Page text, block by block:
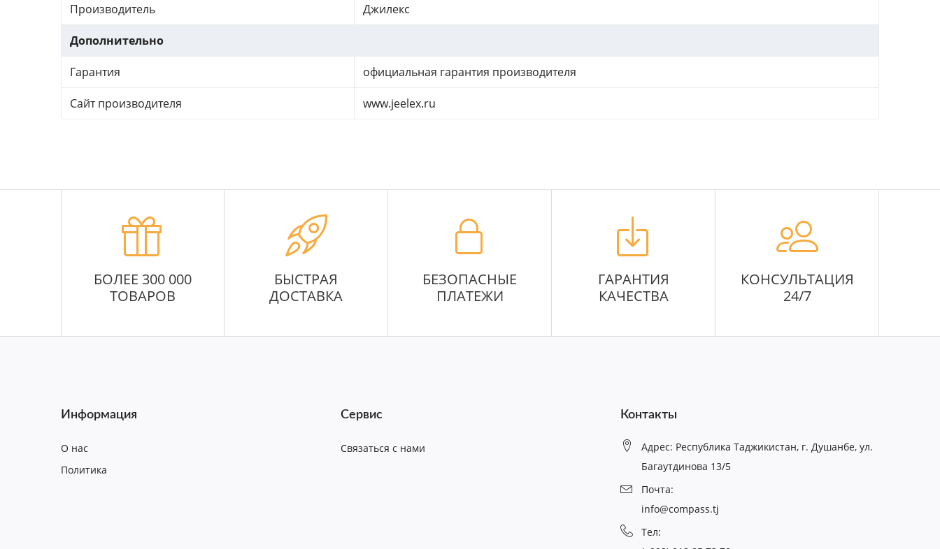
Производитель Джилекс
Дополнительно
Гарантия официальная гарантия производителя
Сайт производителя www.jeelex.ru
БОЛЕЕ 300 000
ТОВАРОВ
БЫСТРАЯ
ДОСТАВКА
БЕЗОПАСНЫЕ
ПЛАТЕЖИ
ГАРАНТИЯ
КАЧЕСТВА
КОНСУЛЬТАЦИЯ
24/7
Информация
О нас
Политика
Сервис
Связаться с нами
Контакты
Адрес: Республика Таджикистан, г. Душанбе, ул.
Багаутдинова 13/5
Почта:
info@compass.tj
Тел: